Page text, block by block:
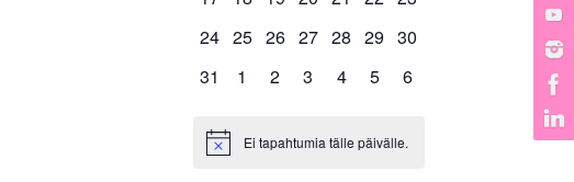
0
24 0
25 0
26 0
27 0
28 0
29 0
30
0
31
0
1
0
2
0
3
0
4
0
5
0
6
Notice Ei tapahtumia tälle päivälle.